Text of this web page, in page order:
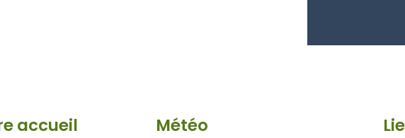
accueil Météo